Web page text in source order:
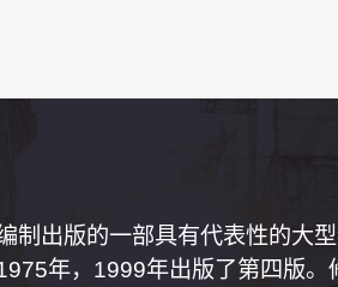
制出版的一部具有代表性的大
年，1999年出版了第四版。